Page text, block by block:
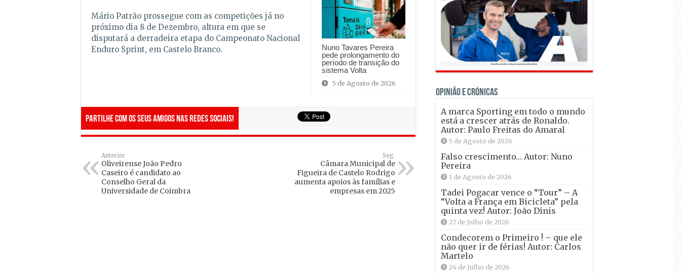
Nuno Tavares Pereira
pede prolongamento do
período de transição do
sistema Volta
5 de Agosto de 2026
Mário Patrão prossegue com as competições já no
próximo dia 8 de Dezembro, altura em que se
disputará a derradeira etapa do Campeonato Nacional
Enduro Sprint, em Castelo Branco.
Partilhe com os seus amigos nas redes sociais!
Anterior
Oliveirense João Pedro
Caseiro é candidato ao
Conselho Geral da
Universidade de Coimbra
Seg.
Câmara Municipal de
Figueira de Castelo Rodrigo
aumenta apoios às famílias e
empresas em 2025
OPINIÃO E CRÓNICAS
A marca Sporting em todo o mundo
está a crescer atrás de Ronaldo.
Autor: Paulo Freitas do Amaral
5 de Agosto de 2026
Falso crescimento… Autor: Nuno
Pereira
1 de Agosto de 2026
Tadei Pogacar vence o “Tour” – A
“Volta a França em Bicicleta” pela
quinta vez! Autor: João Dinis
27 de Julho de 2026
Condecorem o Primeiro ! – que ele
não quer ir de férias! Autor: Carlos
Martelo
24 de Julho de 2026